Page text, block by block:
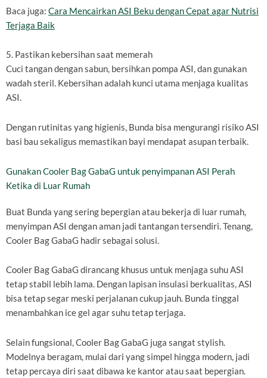
Baca juga: Cara Mencairkan ASI Beku dengan Cepat agar Nutrisi
Terjaga Baik
5. Pastikan kebersihan saat memerah
Cuci tangan dengan sabun, bersihkan pompa ASI, dan gunakan
wadah steril. Kebersihan adalah kunci utama menjaga kualitas
ASI.
Dengan rutinitas yang higienis, Bunda bisa mengurangi risiko ASI
basi bau sekaligus memastikan bayi mendapat asupan terbaik.
Gunakan Cooler Bag GabaG untuk penyimpanan ASI Perah
Ketika di Luar Rumah
Buat Bunda yang sering bepergian atau bekerja di luar rumah,
menyimpan ASI dengan aman jadi tantangan tersendiri. Tenang,
Cooler Bag GabaG hadir sebagai solusi.
Cooler Bag GabaG dirancang khusus untuk menjaga suhu ASI
tetap stabil lebih lama. Dengan lapisan insulasi berkualitas, ASI
bisa tetap segar meski perjalanan cukup jauh. Bunda tinggal
menambahkan ice gel agar suhu tetap terjaga.
Selain fungsional, Cooler Bag GabaG juga sangat stylish.
Modelnya beragam, mulai dari yang simpel hingga modern, jadi
tetap percaya diri saat dibawa ke kantor atau saat bepergian.